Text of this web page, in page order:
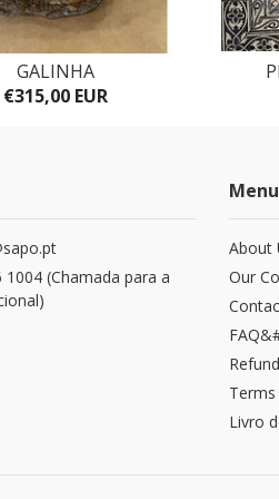
GALINHA
€315,00 EUR
1004 (Chamada para a
Menu
About
Our
Livro